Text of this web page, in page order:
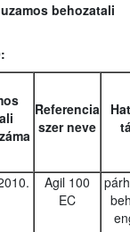
behozatali
Referencia
szer neve
Agil 100
EC